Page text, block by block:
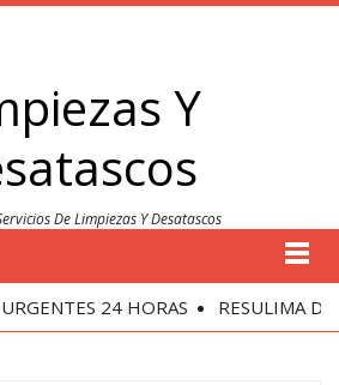
Y
De Limpiezas Y Desatascos
24 HORAS RESULIMA